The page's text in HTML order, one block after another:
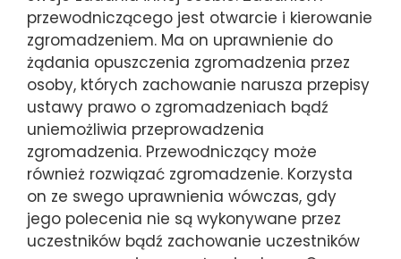
przewodniczącego jest otwarcie i kierowanie
zgromadzeniem. Ma on uprawnienie do
żądania opuszczenia zgromadzenia przez
osoby, których zachowanie narusza przepisy
ustawy prawo o zgromadzeniach bądź
uniemożliwia przeprowadzenia
zgromadzenia. Przewodniczący może
również rozwiązać zgromadzenie. Korzysta
on ze swego uprawnienia wówczas, gdy
jego polecenia nie są wykonywane przez
uczestników bądź zachowanie uczestników